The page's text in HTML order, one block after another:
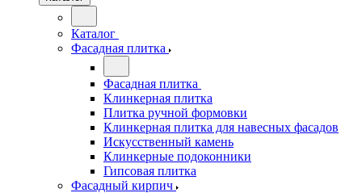
Каталог
Фасадная плитка
Фасадная плитка
Клинкерная плитка
Плитка ручной формовки
Клинкерная плитка для навесных фасадов
Искусственный камень
Клинкерные подоконники
Гипсовая плитка
Фасадный кирпич